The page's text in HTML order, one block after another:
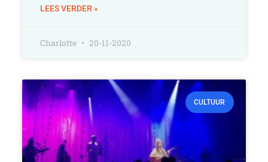
LEES VERDER »
Charlotte 20-11-2020
CULTUUR